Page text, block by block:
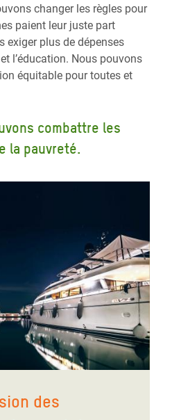
changer les règles pour
paient leur juste part
exiger plus de dépenses
l’éducation. Nous pouvons
équitable pour toutes et
combattre les
la pauvreté.
des